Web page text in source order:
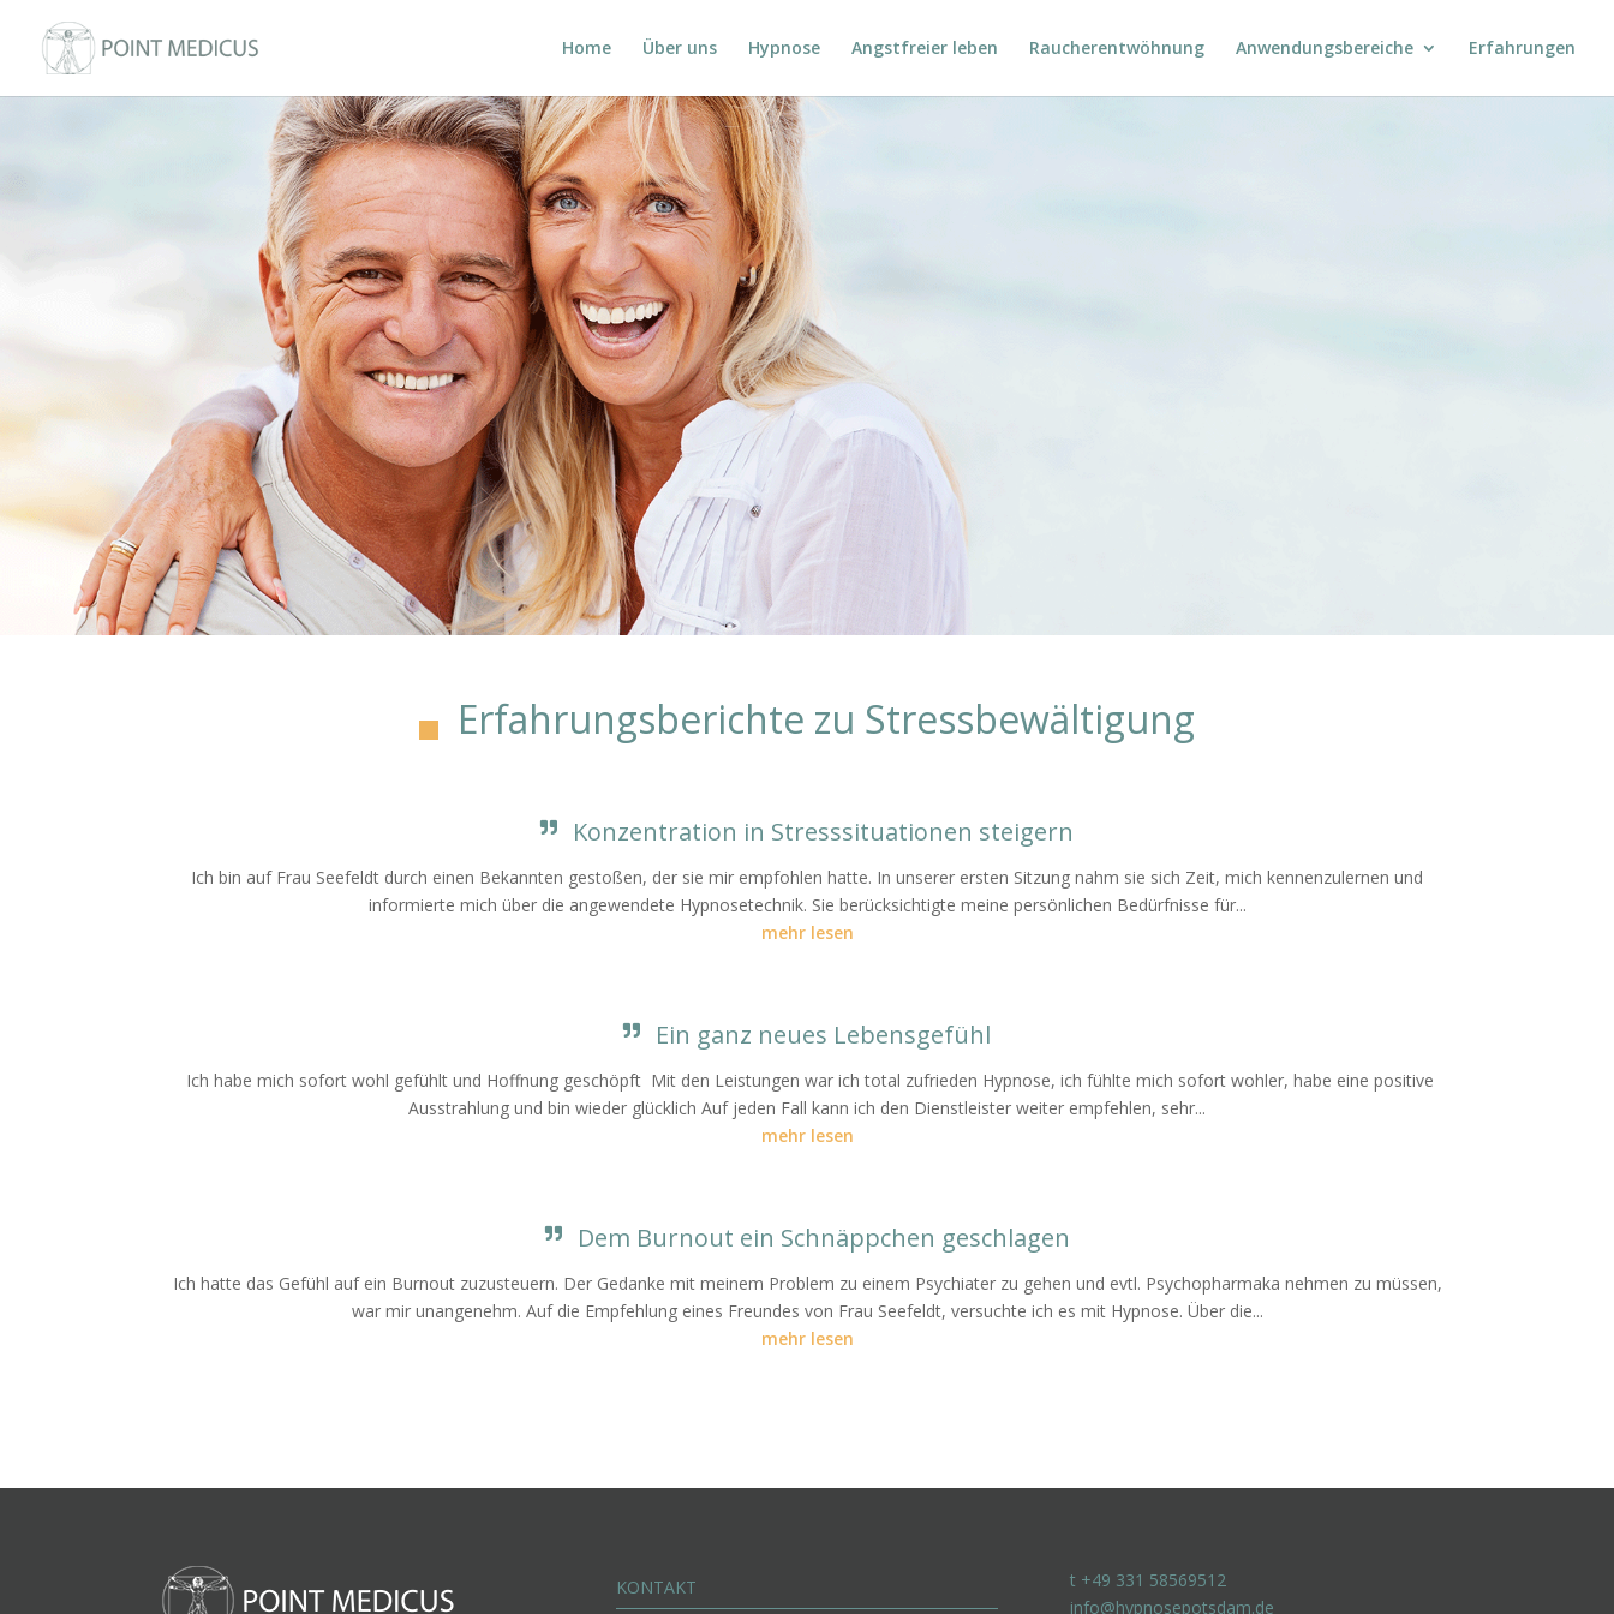
Home Über uns Hypnose Angstfreier leben Raucherentwöhnung Anwendungsbereiche Erfahrungen
Erfahrungsberichte zu Stressbewältigung
Konzentration in Stresssituationen steigern
Ich bin auf Frau Seefeldt durch einen Bekannten gestoßen, der sie mir empfohlen hatte. In unserer ersten Sitzung nahm sie sich Zeit, mich kennenzulernen und
informierte mich über die angewendete Hypnosetechnik. Sie berücksichtigte meine persönlichen Bedürfnisse für...
mehr lesen
Ein ganz neues Lebensgefühl
Ich habe mich sofort wohl gefühlt und Hoffnung geschöpft Mit den Leistungen war ich total zufrieden Hypnose, ich fühlte mich sofort wohler, habe eine positive
Ausstrahlung und bin wieder glücklich Auf jeden Fall kann ich den Dienstleister weiter empfehlen, sehr...
mehr lesen
Dem Burnout ein Schnäppchen geschlagen
Ich hatte das Gefühl auf ein Burnout zuzusteuern. Der Gedanke mit meinem Problem zu einem Psychiater zu gehen und evtl. Psychopharmaka nehmen zu müssen,
war mir unangenehm. Auf die Empfehlung eines Freundes von Frau Seefeldt, versuchte ich es mit Hypnose. Über die...
mehr lesen
KONTAKT
t +49 331 58569512
info@hypnosepotsdam.de